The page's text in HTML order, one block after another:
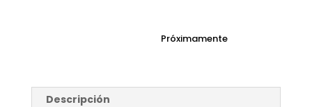
€41,94.
Próximamente
Descripción